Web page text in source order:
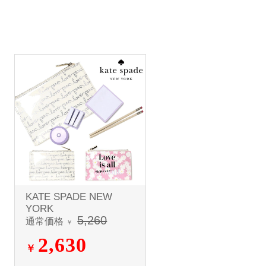
KATE SPADE NEW
YORK
通常価格 ￥ 5,260
￥ 2,630